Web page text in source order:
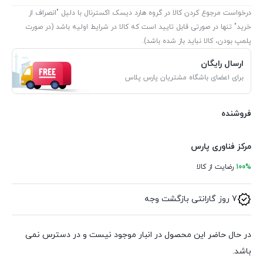
درخواست مرجوع کردن کالا در گروه هارد دیسک اکسترنال با دلیل "انصراف از
خرید" تنها در صورتی قابل تایید است که کالا در شرایط اولیه باشد (در صورت
پلمپ بودن، کالا نباید باز شده باشد).
ارسال رایگان
برای اعضای باشگاه مشتریان پارس پلاس
فروشنده
مرکز فناوری پارس
100% رضایت از کالا
7 روز گارانتی بازگشت وجه
در حال حاضر این محصول در انبار موجود نیست و در دسترس نمی
باشد.